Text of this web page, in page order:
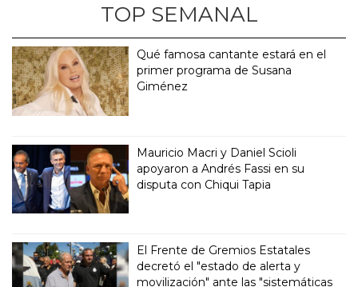
TOP SEMANAL
Qué famosa cantante estará en el
primer programa de Susana
Giménez
Mauricio Macri y Daniel Scioli
apoyaron a Andrés Fassi en su
disputa con Chiqui Tapia
El Frente de Gremios Estatales
decretó el "estado de alerta y
movilización" ante las "sistemáticas